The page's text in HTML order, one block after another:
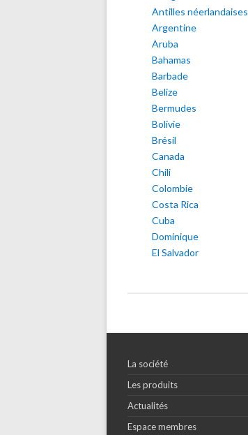
Antilles néerlandaises
Argentine
Aruba
Bahamas
Barbade
Belize
Bermudes
Bolivie
Brésil
Canada
Chili
Colombie
Costa Rica
Cuba
Dominique
El Salvador
La société
Les produits
Actualités
Espace membres